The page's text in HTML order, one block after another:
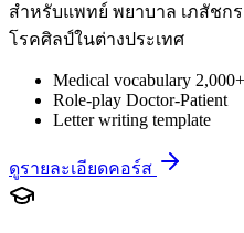
สำหรับแพทย์ พยาบาล เภสัชก
โรคศิลป์ในต่างประเทศ
Medical vocabulary 2,000+
Role-play Doctor-Patient
Letter writing template
ดูรายละเอียดคอร์ส